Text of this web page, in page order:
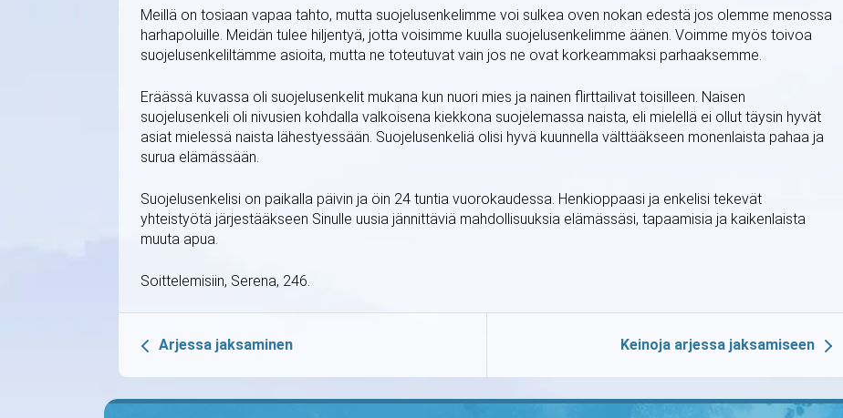
Meillä on tosiaan vapaa tahto, mutta suojelusenkelimme voi sulkea oven nokan edestä jos olemme menossa
harhapoluille. Meidän tulee hiljentyä, jotta voisimme kuulla suojelusenkelimme äänen. Voimme myös toivoa
suojelusenkeliltämme asioita, mutta ne toteutuvat vain jos ne ovat korkeammaksi parhaaksemme.
Eräässä kuvassa oli suojelusenkelit mukana kun nuori mies ja nainen flirttailivat toisilleen. Naisen
suojelusenkeli oli nivusien kohdalla valkoisena kiekkona suojelemassa naista, eli mielellä ei ollut täysin hyvät
asiat mielessä naista lähestyessään. Suojelusenkeliä olisi hyvä kuunnella välttääkseen monenlaista pahaa ja
surua elämässään.
Suojelusenkelisi on paikalla päivin ja öin 24 tuntia vuorokaudessa. Henkioppaasi ja enkelisi tekevät
yhteistyötä järjestääkseen Sinulle uusia jännittäviä mahdollisuuksia elämässäsi, tapaamisia ja kaikenlaista
muuta apua.
Soittelemisiin, Serena, 246.
Arjessa jaksaminen Keinoja arjessa jaksamiseen